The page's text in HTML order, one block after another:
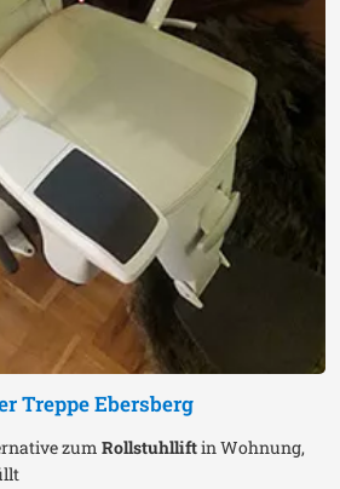
TreppeEbersberg
zum Rollstuhlliftin Wohnung,